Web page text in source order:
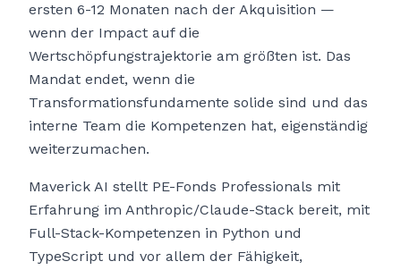
ersten 6-12 Monaten nach der Akquisition —
wenn der Impact auf die
Wertschöpfungstrajektorie am größten ist. Das
Mandat endet, wenn die
Transformationsfundamente solide sind und das
interne Team die Kompetenzen hat, eigenständig
weiterzumachen.
Maverick AI stellt PE-Fonds Professionals mit
Erfahrung im Anthropic/Claude-Stack bereit, mit
Full-Stack-Kompetenzen in Python und
TypeScript und vor allem der Fähigkeit,